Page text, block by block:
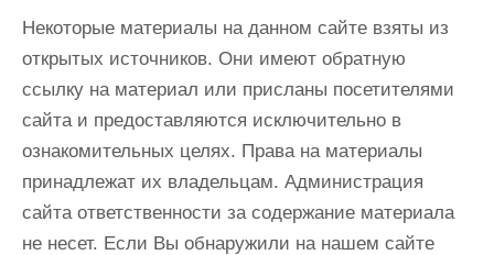
Некоторые материалы на данном сайте взяты из
открытых источников. Они имеют обратную
ссылку на материал или присланы посетителями
сайта и предоставляются исключительно в
ознакомительных целях. Права на материалы
принадлежат их владельцам. Администрация
сайта ответственности за содержание материала
не несет. Если Вы обнаружили на нашем сайте